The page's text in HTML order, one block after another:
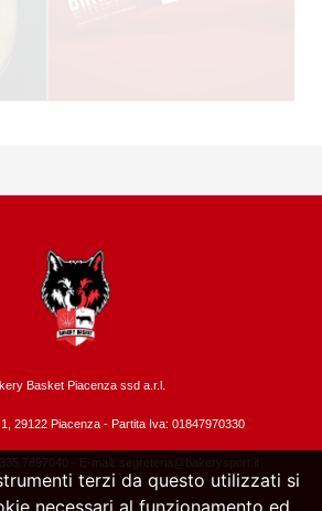
Basket Piacenza ssd a.r.l.
29122 Piacenza - Partita Iva: 01847970330
- E-mail: segreteria@bakerysport.it
terzi da questo utilizzati si
necessari al funzionamento ed